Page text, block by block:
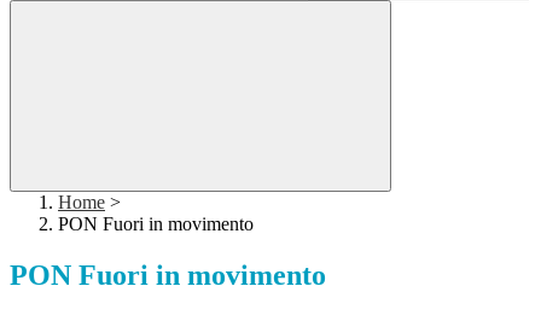
Home >
PON Fuori in movimento
PON Fuori in movimento